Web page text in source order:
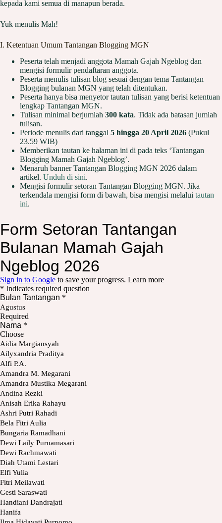
kepada kami semua di manapun berada.
Yuk menulis Mah!
I. Ketentuan Umum Tantangan Blogging MGN
Peserta telah menjadi anggota Mamah Gajah Ngeblog dan
mengisi formulir pendaftaran anggota.
Peserta menulis tulisan blog sesuai dengan tema Tantangan
Blogging bulanan MGN yang telah ditentukan.
Peserta hanya bisa menyetor tautan tulisan yang berisi ketentuan
lengkap Tantangan MGN.
Tulisan minimal berjumlah 300 kata. Tidak ada batasan jumlah
tulisan.
Periode menulis dari tanggal 5 hingga 20 April 2026 (Pukul
23.59 WIB)
Memberikan tautan ke halaman ini di pada teks ‘Tantangan
Blogging Mamah Gajah Ngeblog’.
Menaruh banner Tantangan Blogging MGN 2026 dalam
artikel. Unduh di sini.
Mengisi formulir setoran Tantangan Blogging MGN. Jika
terkendala mengisi form di bawah, bisa mengisi melalui tautan
ini.